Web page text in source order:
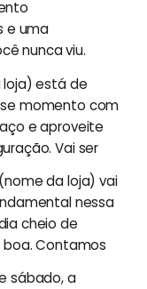
e uma
nunca viu.
loja) está de
momento com
e aproveite
Vai ser
da loja) vai
nessa
cheio de
Contamos
sábado, a